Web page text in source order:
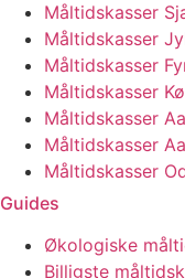
Måltidskasser
Måltidskasser
Måltidskasser
Måltidskasser
Måltidskasser
Måltidskasser
Måltidskasser
Guides
Økologiske
Billigste